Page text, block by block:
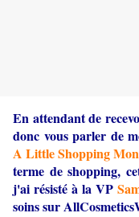
En attendant de
donc vous parler de
A Little Shopping
terme de shopping,
j'ai résisté à la VP
soins sur